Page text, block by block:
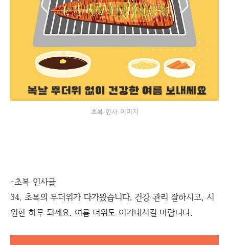
초복 인사 이미지
-초복 인사글
34. 초복의 무더위가 다가왔습니다. 건강 관리 잘하시고, 시
원한 하루 되세요. 여름 더위도 이겨내시길 바랍니다.